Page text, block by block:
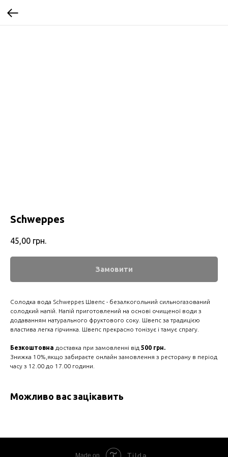
Schweppes
45,00 грн.
Замовити
Солодка вода Schweppes Швепс - безалкогольний сильногазований
солодкий напій. Напій приготовлений на основі очищеної води з
додаванням натурального фруктового соку. Швепс за традицією
властива легка гірчинка. Швепс прекрасно тонізує і тамує спрагу.
Безкоштовна доставка при замовленні від 500 грн.
Знижка 10%,якщо забираєте онлайн замовлення з ресторану в період
часу з 12.00 до 17.00 години.
Можливо вас зацікавить